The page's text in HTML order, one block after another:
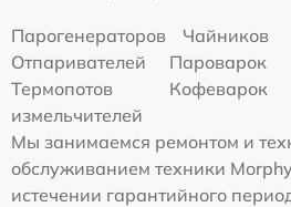
Парогенераторов
Чайников
Отпаривателей
Пароварок
Термопотов
Кофеварок
измельчителей
Мы занимаемся ремонтом и
обслуживанием техники
истечении гарантийного